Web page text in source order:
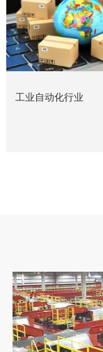
工业自动化行业